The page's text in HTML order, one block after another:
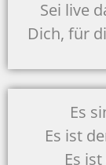
Sei live
Dich, für
Es
Es ist
Es